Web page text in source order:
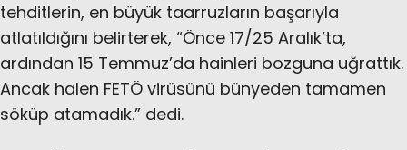
tehditlerin, en büyük taarruzların başarıyla
atlatıldığını belirterek, “Önce 17/25 Aralık’ta,
ardından 15 Temmuz’da hainleri bozguna uğrattık.
Ancak halen FETÖ virüsünü bünyeden tamamen
söküp atamadık.” dedi.